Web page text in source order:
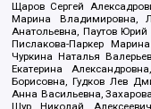
Щаров Сергей
Марина Владимировна,
Анатольевна, Паутов
Пислакова-Паркер
Чуркина Наталья
Екатерина
Борисовна, Гудков Лев
Анна Васильевна,